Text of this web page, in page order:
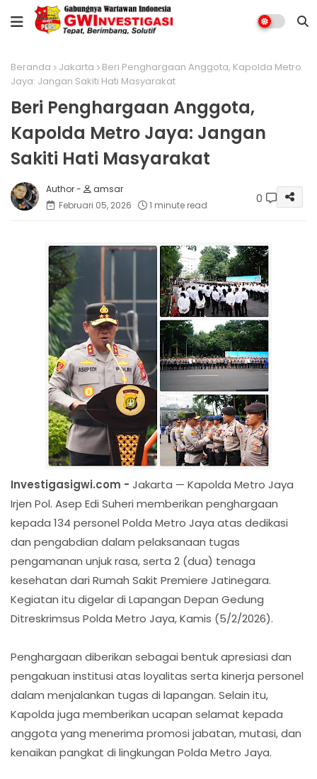
Beranda Jakarta
Beri Penghargaan Anggota, Kapolda Metro
Jaya: Jangan Sakiti Hati Masyarakat
Beri Penghargaan Anggota,
Kapolda Metro Jaya: Jangan
Sakiti Hati Masyarakat
amsar
Februari 05, 2026
1 minute read 0
Investigasigwi.com - Jakarta — Kapolda Metro Jaya
Irjen Pol. Asep Edi Suheri memberikan penghargaan
kepada 134 personel Polda Metro Jaya atas dedikasi
dan pengabdian dalam pelaksanaan tugas
pengamanan unjuk rasa, serta 2 (dua) tenaga
kesehatan dari Rumah Sakit Premiere Jatinegara.
Kegiatan itu digelar di Lapangan Depan Gedung
Ditreskrimsus Polda Metro Jaya, Kamis (5/2/2026).
Penghargaan diberikan sebagai bentuk apresiasi dan
pengakuan institusi atas loyalitas serta kinerja personel
dalam menjalankan tugas di lapangan. Selain itu,
Kapolda juga memberikan ucapan selamat kepada
anggota yang menerima promosi jabatan, mutasi, dan
kenaikan pangkat di lingkungan Polda Metro Jaya.